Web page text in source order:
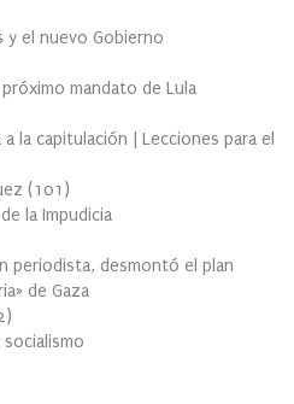
y el nuevo Gobierno
mandato de Lula
la capitulación | Lecciones para el
(101 )
la Impudicia
periodista, desmontó el plan
de Gaza
)